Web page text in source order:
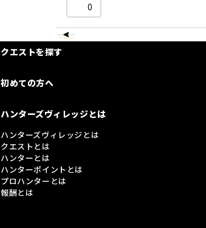
0
クエストを探す
初めての方へ
ハンターズヴィレッジとは
ハンターズヴィレッジとは
クエストとは
ハンターとは
ハンターポイントとは
プロハンターとは
報酬とは